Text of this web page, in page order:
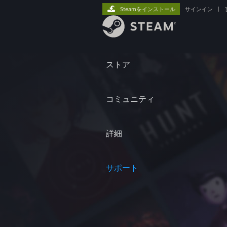
ストア
コミュニティ
詳細
サポート
Steamをインストール サインイン